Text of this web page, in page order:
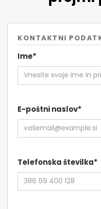
KONTAKTNI
Ime*
E-poštni naslov*
Telefonska številka*